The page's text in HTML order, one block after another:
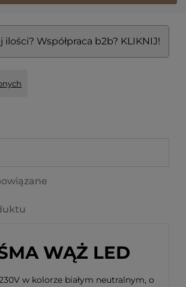
Współpraca b2b? KLIKNIJ!
WĄŻ LED
w kolorze białym neutralnym, o